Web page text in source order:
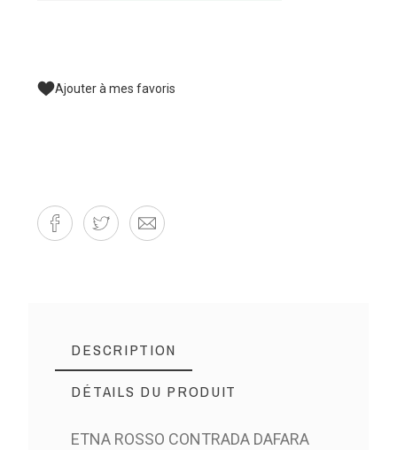
Ajouter à mes favoris
DESCRIPTION
DÉTAILS DU PRODUIT
ETNA ROSSO CONTRADA DAFARA